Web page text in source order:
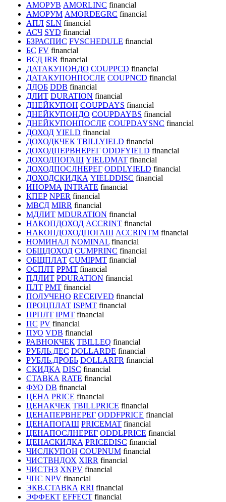
АМОРУВ AMORLINC financial
АМОРУМ AMORDEGRC financial
АПЛ SLN financial
АСЧ SYD financial
БЗРАСПИС FVSCHEDULE financial
БС FV financial
ВСД IRR financial
ДАТАКУПОНДО COUPPCD financial
ДАТАКУПОНПОСЛЕ COUPNCD financial
ДДОБ DDB financial
ДЛИТ DURATION financial
ДНЕЙКУПОН COUPDAYS financial
ДНЕЙКУПОНДО COUPDAYBS financial
ДНЕЙКУПОНПОСЛЕ COUPDAYSNC financial
ДОХОД YIELD financial
ДОХОДКЧЕК TBILLYIELD financial
ДОХОДПЕРВНЕРЕГ ODDFYIELD financial
ДОХОДПОГАШ YIELDMAT financial
ДОХОДПОСЛНЕРЕГ ODDLYIELD financial
ДОХОДСКИДКА YIELDDISC financial
ИНОРМА INTRATE financial
КПЕР NPER financial
МВСД MIRR financial
МДЛИТ MDURATION financial
НАКОПДОХОД ACCRINT financial
НАКОПДОХОДПОГАШ ACCRINTM financial
НОМИНАЛ NOMINAL financial
ОБЩДОХОД CUMPRINC financial
ОБЩПЛАТ CUMIPMT financial
ОСПЛТ PPMT financial
ПДЛИТ PDURATION financial
ПЛТ PMT financial
ПОЛУЧЕНО RECEIVED financial
ПРОЦПЛАТ ISPMT financial
ПРПЛТ IPMT financial
ПС PV financial
ПУО VDB financial
РАВНОКЧЕК TBILLEQ financial
РУБЛЬ.ДЕС DOLLARDE financial
РУБЛЬ.ДРОБЬ DOLLARFR financial
СКИДКА DISC financial
СТАВКА RATE financial
ФУО DB financial
ЦЕНА PRICE financial
ЦЕНАКЧЕК TBILLPRICE financial
ЦЕНАПЕРВНЕРЕГ ODDFPRICE financial
ЦЕНАПОГАШ PRICEMAT financial
ЦЕНАПОСЛНЕРЕГ ODDLPRICE financial
ЦЕНАСКИДКА PRICEDISC financial
ЧИСЛКУПОН COUPNUM financial
ЧИСТВНДОХ XIRR financial
ЧИСТНЗ XNPV financial
ЧПС NPV financial
ЭКВ.СТАВКА RRI financial
ЭФФЕКТ EFFECT financial